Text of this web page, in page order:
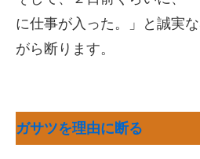
に仕事が入った。」と誠実
がら断ります。
ガサツを理由に断る